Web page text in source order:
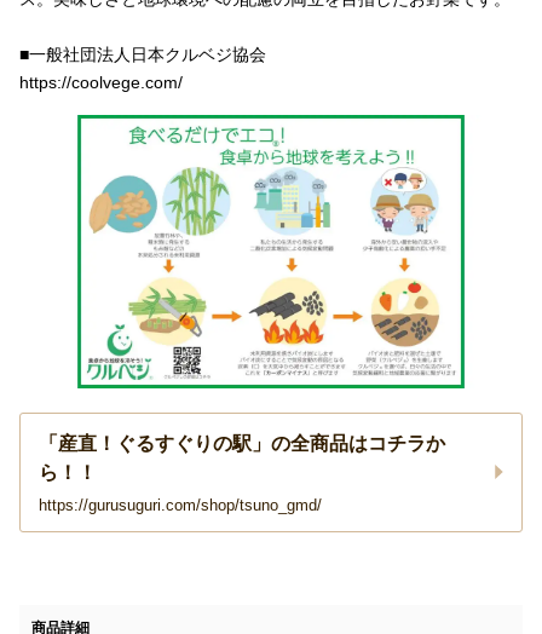
■一般社団法人日本クルベジ協会
https://coolvege.com/
「産直！ぐるすぐりの駅」の全商品はコチラか
ら！！
https://gurusuguri.com/shop/tsuno_gmd/
商品詳細